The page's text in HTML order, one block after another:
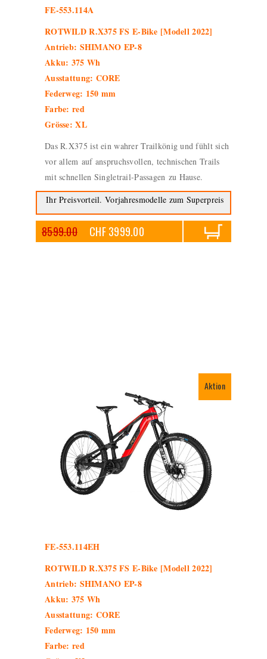
FE-553.114A
ROTWILD R.X375 FS E-Bike [Modell 2022]
Antrieb: SHIMANO EP-8
Akku: 375 Wh
Ausstattung: CORE
Federweg: 150 mm
Farbe: red
Grösse: XL
Das R.X375 ist ein wahrer Trailkönig und fühlt sich
vor allem auf anspruchsvollen, technischen Trails
mit schnellen Singletrail-Passagen zu Hause.
Ihr Preisvorteil. Vorjahresmodelle zum Superpreis
8599.00 CHF 3999.00
FE-553.114EH
ROTWILD R.X375 FS E-Bike [Modell 2022]
Antrieb: SHIMANO EP-8
Akku: 375 Wh
Ausstattung: CORE
Federweg: 150 mm
Farbe: red
Aktion